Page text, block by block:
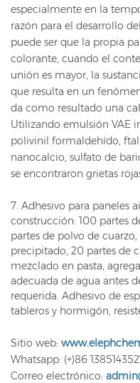
especialmente en la
razón para el desarrollo
puede ser que la propia
colorante, cuando el
unión es mayor, la
que resulta en un
da como resultado una
Utilizando emulsión VAE
polivinil formaldehído,
nanocalcio, sulfato de
se encontraron grietas
7. Adhesivo para paneles
construcción: 100 partes
partes de polvo de
precipitado, 20 partes de
mezclado en pasta,
adecuada de agua antes
requerida. Adhesivo de
tableros y hormigón,
Sitio web:
Whatsapp: (+)86
Correo electrónico: